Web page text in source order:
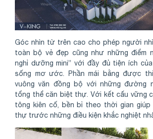
Góc nhìn từ trên cao cho phép người
toàn bộ vẻ đẹp cũng như những điểm
nghỉ dưỡng mini” với đầy đủ tiện ích
sống mơ ước. Phần mái bằng được
vuông văn đồng bộ với những đường
tổng thể căn biệt thự. Với kết cấu vững
tông kiên cố, bền bỉ theo thời gian
thự trước những điều kiện khắc nghiệt